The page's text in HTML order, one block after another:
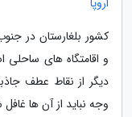
کشور بلغارستان در
و اقامتگاه های
دیگر از نقاط عطف
وجه نباید از آن ها